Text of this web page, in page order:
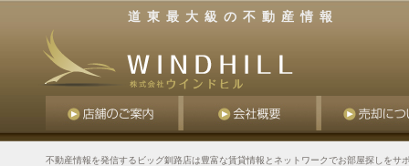
道東最大級の不動産情報
不動産情報を発信するビッグ釧路店は豊富な賃貸情報とネットワークでお部屋探しをサ